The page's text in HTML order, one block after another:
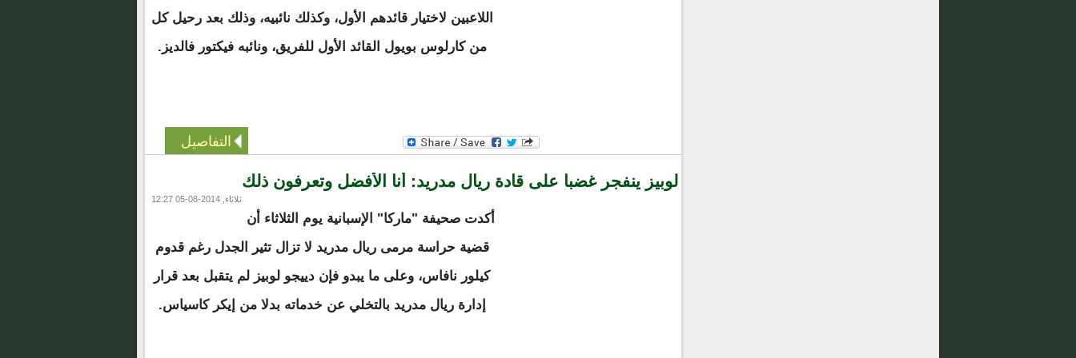
اللاعبين لاختيار قائدهم الأول، وكذلك نائبيه، وذلك بعد رحيل كل
من كارلوس بويول القائد الأول للفريق، ونائبه فيكتور فالديز.
التفاصيل
لوبيز ينفجر غضبا على قادة ريال مدريد: أنا الأفضل وتعرفون ذلك
ثلاثاء, 2014-08-05 12:27
أكدت صحيفة "ماركا" الإسبانية يوم الثلاثاء أن
قضية حراسة مرمى ريال مدريد لا تزال تثير الجدل رغم قدوم
كيلور نافاس، وعلى ما يبدو فإن دييجو لوبيز لم يتقبل بعد قرار
إدارة ريال مدريد بالتخلي عن خدماته بدلا من إيكر كاسياس.